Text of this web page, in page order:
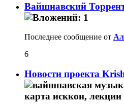
Вайшнавский
Последнее сообщение от
6
Новости проекта